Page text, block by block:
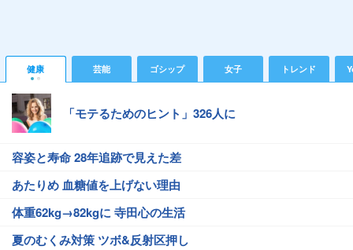
健康 芸能 ゴシップ 女子 トレンド
「モテるためのヒント」326人に
容姿と寿命 28年追跡で見えた差
あたりめ 血糖値を上げない理由
体重62kg→82kgに 寺田心の生活
夏のむくみ対策 ツボ&反射区押し